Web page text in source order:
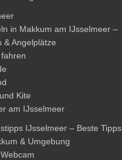
in Makkum am IJsselmeer –
& Angelplätze
Kite
am IJsselmeer
IJsselmeer – Beste Tipps
& Umgebung